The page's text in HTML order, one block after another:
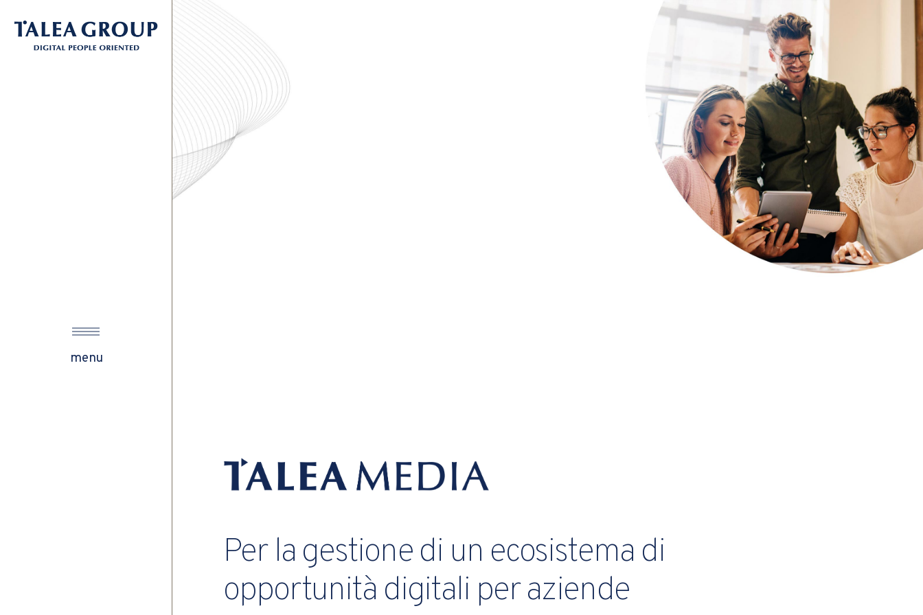
menu
Per la gestione di un ecosistema di
opportunità digitali per aziende